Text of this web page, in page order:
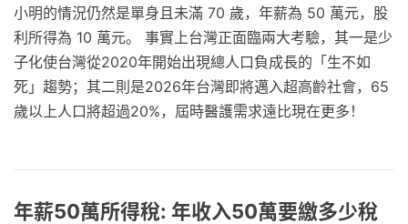
小明的情況仍然是單身且未滿 70 歲，年薪為 50 萬元，股
利所得為 10 萬元。 事實上台灣正面臨兩大考驗，其一是少
子化使台灣從2020年開始出現總人口負成長的「生不如
死」趨勢；其二則是2026年台灣即將邁入超高齡社會，65
歲以上人口將超過20%，屆時醫護需求遠比現在更多！
年薪50萬所得稅: 年收入50萬要繳多少稅